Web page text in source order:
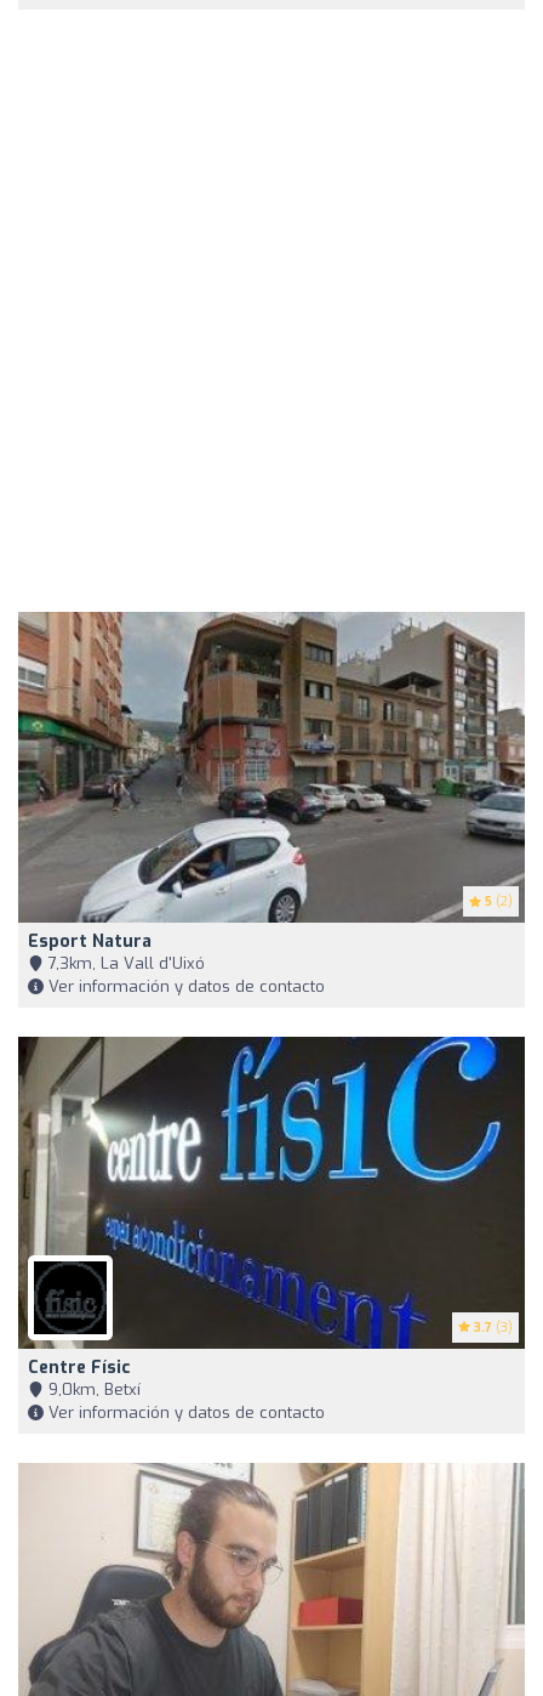
5 (2)
Esport Natura
7,3km, La Vall d'Uixó
Ver información y datos de contacto
3.7 (3)
Centre Físic
9,0km, Betxí
Ver información y datos de contacto